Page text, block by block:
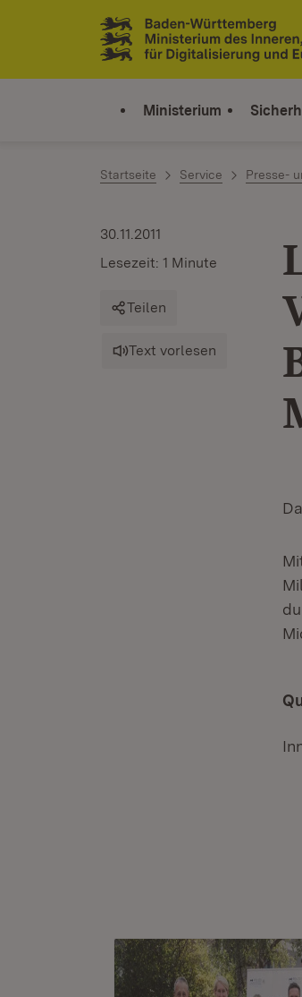
Zum Inhalt springen
Link zur Startseite
Ministerium
Startseite Service Presse-
30.11.2011
Lesezeit: 1 Minute
Teilen
Text vorlesen